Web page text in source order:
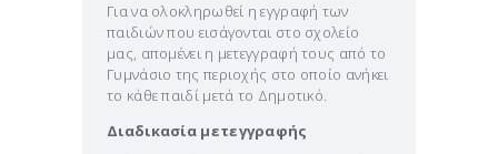
Για να ολοκληρωθεί η εγγραφή των
παιδιών που εισάγονται στο σχολείο
μας, απομένει η μετεγγραφή τους από το
Γυμνάσιο της περιοχής στο οποίο ανήκει
το κάθε παιδί μετά το Δημοτικό.
Διαδικασία μετεγγραφής